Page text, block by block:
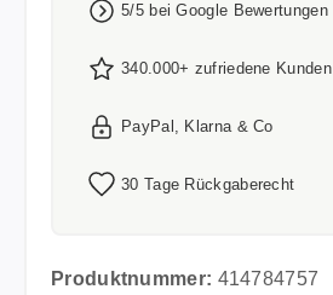
5/5 bei Google Bewertungen
340.000+ zufriedene Kunden
PayPal, Klarna & Co
30 Tage Rückgaberecht
Produktnummer: 414784757